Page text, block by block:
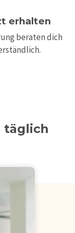
erhalten
beraten dich
täglich